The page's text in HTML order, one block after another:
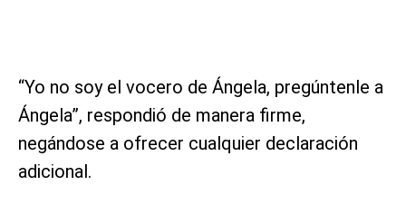
“Yo no soy el vocero de Ángela, pregúntenle a
Ángela”, respondió de manera firme,
negándose a ofrecer cualquier declaración
adicional.